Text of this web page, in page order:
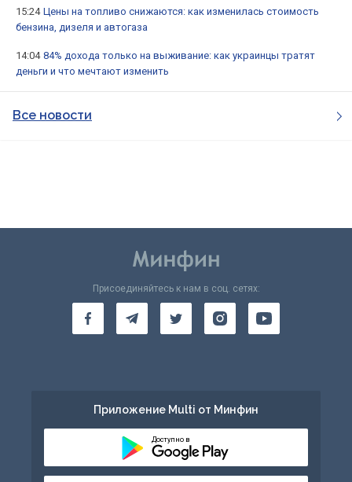
15:24 Цены на топливо снижаются: как изменилась стоимость
бензина, дизеля и автогаза
14:04 84% дохода только на выживание: как украинцы тратят
деньги и что мечтают изменить
Все новости
Присоединяйтесь к нам в соц. сетях:
Приложение Multi от Минфин
Доступно в